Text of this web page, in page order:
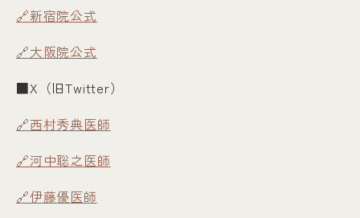
🔗新宿院公式
🔗大阪院公式
■X（旧Twitter）
🔗西村秀典医師
🔗河中聡之医師
🔗伊藤優医師